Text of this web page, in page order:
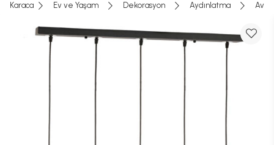
Karaca Ev ve Yaşam Dekorasyon Aydınlatma